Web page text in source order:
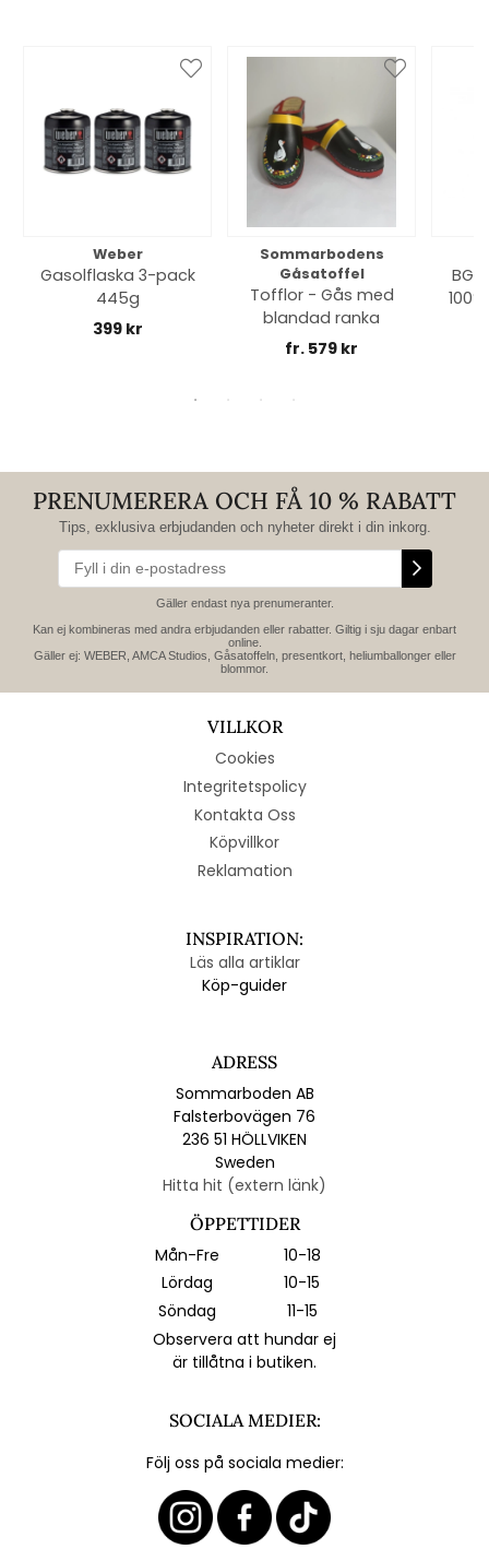
Weber
Gasolflaska 3-pack
445g
399 kr
Sommarbodens
Gåsatoffel
Tofflor - Gås med
blandad ranka
fr. 579 kr
PRENUMERERA OCH FÅ 10 % RABATT
Tips, exklusiva erbjudanden och nyheter direkt i din inkorg.
Gäller endast nya prenumeranter.
Kan ej kombineras med andra erbjudanden eller rabatter. Giltig i sju dagar enbart
online.
Gäller ej: WEBER, AMCA Studios, Gåsatoffeln, presentkort, heliumballonger eller
blommor.
VILLKOR
Cookies
Integritetspolicy
Kontakta Oss
Köpvillkor
Reklamation
INSPIRATION:
Läs alla artiklar
Köp-guider
ADRESS
Sommarboden AB
Falsterbovägen 76
236 51 HÖLLVIKEN
Sweden
Hitta hit (extern länk)
ÖPPETTIDER
Mån-Fre
10-18
Lördag
10-15
Söndag
11-15
Observera att hundar ej
är tillåtna i butiken.
SOCIALA MEDIER:
Följ oss på sociala medier: